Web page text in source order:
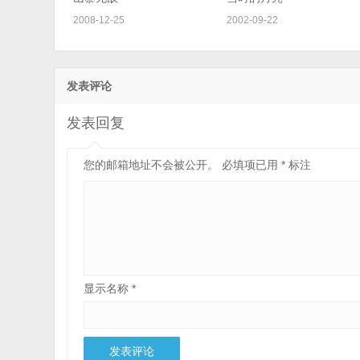
2008-12-25 2002-09-22
发表评论
发表回复
您的邮箱地址不会被公开。 必填项已用* 标注
显示名称*